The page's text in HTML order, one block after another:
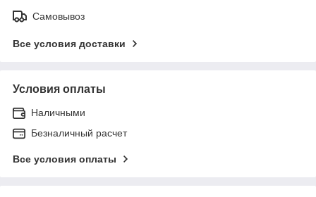
Самовывоз
Все условия доставки
Условия оплаты
Наличными
Безналичный расчет
Все условия оплаты